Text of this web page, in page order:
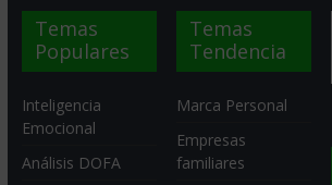
Temas
Populares
Inteligencia
Emocional
Análisis DOFA
Temas
Tendencia
Marca Personal
Empresas
familiares